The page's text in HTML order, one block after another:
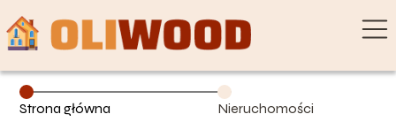
Strona główna Nieruchomości